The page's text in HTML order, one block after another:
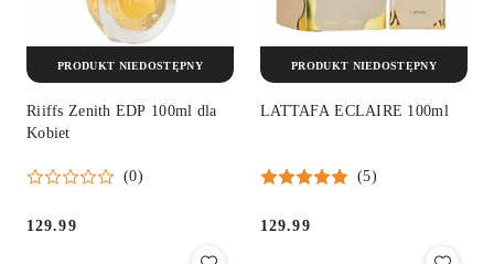
Riiffs Zenith EDP 100ml dla
Kobiet
(0)
Cena:
129.99
PRODUKT NIEDOSTĘPNY
LATTAFA ECLAIRE 100ml
(5)
Cena:
129.99
PRODUKT NIEDOSTĘPNY